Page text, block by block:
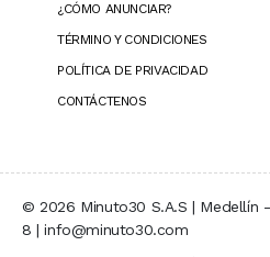
¿CÓMO ANUNCIAR?
TÉRMINO Y CONDICIONES
POLÍTICA DE PRIVACIDAD
CONTÁCTENOS
© 2026 Minuto30 S.A.S | Medellín
8 | info@minuto30.com